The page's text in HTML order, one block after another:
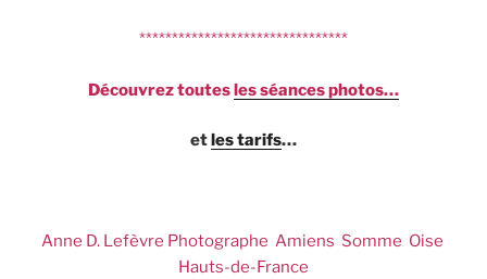
********************************
Découvrez toutesles séances photos…
et les tarifs…
Anne D. Lefèvre Photographe Amiens Somme Oise
Hauts-de-France